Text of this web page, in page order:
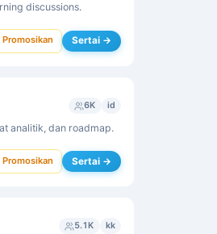
discussions.
Promosikan Sertai →
6K id
analitik, dan roadmap.
Promosikan Sertai →
5.1K kk